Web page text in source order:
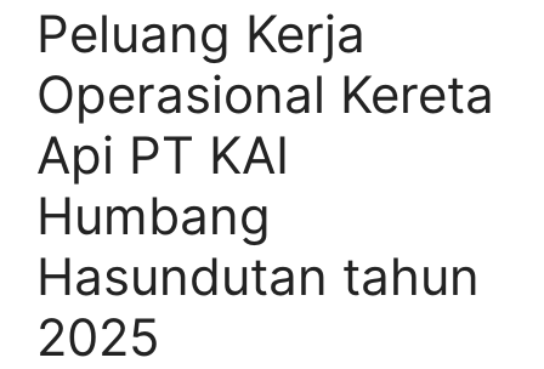
Peluang Kerja
Operasional Kereta
Api PT KAI
Humbang
Hasundutan tahun
2025